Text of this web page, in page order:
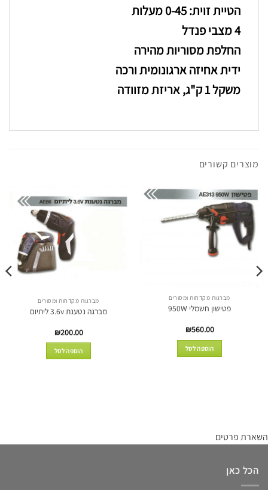
הטיית זוית: 0-45 מעלות
4 מצבי פנדל
החלפת מסוריות מהירה
ידית אחיזה ארגונומית ורכה
משקל 1 ק"ג, אריזת מזוודה
שלח
מוצרים קשורים
מברגות מקדחות ומסורים
פטישון חשמלי 950W
₪560.00
הוספה לסל
מברגות מקדחות ומסורים
מברגה נטענת 3.6v ליתיום
₪200.00
הוספה לסל
השארת פרטים
הכל כאן